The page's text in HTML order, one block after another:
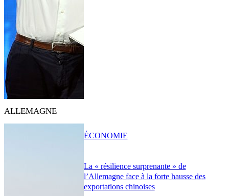
ALLEMAGNE
La « résilience surprenante » de
l’Allemagne face à la forte hausse des
exportations chinoises
ÉCONOMIE